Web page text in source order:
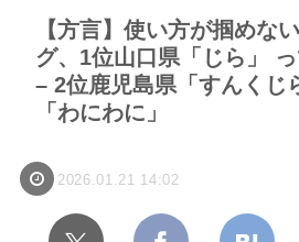
【方言】使い方が掴めな
グ、1位山口県「じら」
– 2位鹿児島県「すんくじ
「わにわに」
2026.01.21 14:02